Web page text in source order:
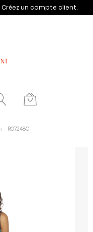
Créez un compte client.
RO7248C